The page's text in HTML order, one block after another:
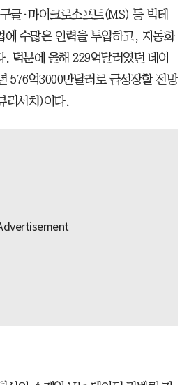
글·마이크로소프트(MS) 등 빅테
에 수많은 인력을 투입하고, 자동화
덕분에 올해 229억달러였던 데이
576억3000만달러로 급성장할 전망
리서치)이다.